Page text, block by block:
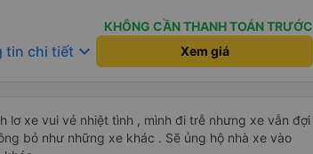
KHÔNG CẦN THANH TOÁN TRƯỚC
tin chi tiết keyboard_arrow_down Xem giá
lơ xe vui vẻ nhiệt tình , mình đi trễ nhưng xe vẫn đợi
bỏ như những xe khác . Sẽ ủng hộ nhà xe vào